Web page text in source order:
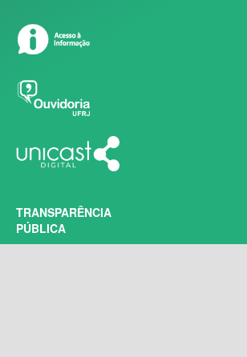
TRANSPARÊNCIA
PÚBLICA